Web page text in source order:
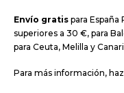
Envío gratis para
superiores a 30 €, para
para Ceuta, Melilla y
Para más información,